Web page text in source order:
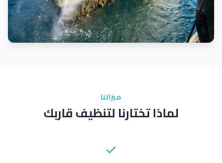
ميزاتنا
لماذا تختارنا لتنظيف قاربك